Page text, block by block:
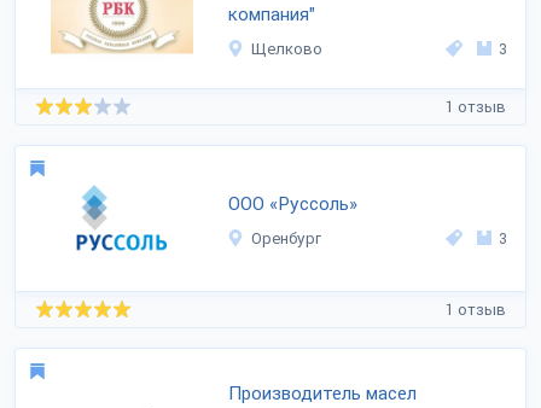
компания"
Щелково 3
1 отзыв
ООО «Руссоль»
Оренбург 3
1 отзыв
Производитель масел